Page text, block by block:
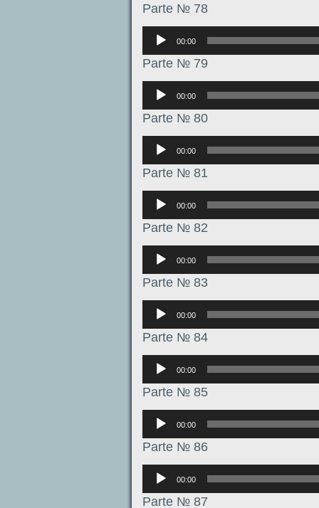
Parte № 78
Аудиоплеер
00:00
Parte № 79
Аудиоплеер
00:00
Parte № 80
Аудиоплеер
00:00
Parte № 81
Аудиоплеер
00:00
Parte № 82
Аудиоплеер
00:00
Parte № 83
Аудиоплеер
00:00
Parte № 84
Аудиоплеер
00:00
Parte № 85
Аудиоплеер
00:00
Parte № 86
Аудиоплеер
00:00
Parte № 87